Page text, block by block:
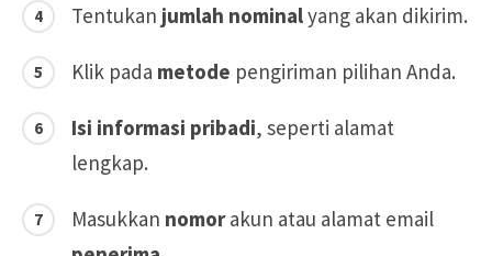
Tentukan jumlah nominalyang akan dikirim.
Klik pada metode pengiriman pilihan Anda.
Isi informasi pribadi, seperti alamat
lengkap.
Masukkan nomorakun atau alamat email